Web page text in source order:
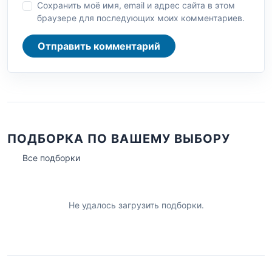
Сохранить моё имя, email и адрес сайта в этом
браузере для последующих моих комментариев.
Отправить комментарий
ПОДБОРКА ПО ВАШЕМУ ВЫБОРУ
Все подборки
Не удалось загрузить подборки.